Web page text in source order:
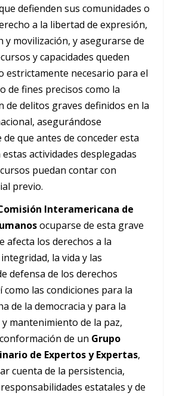
defienden sus comunidades o
a la libertad de expresión,
y movilización, y asegurarse de
y capacidades queden
estrictamente necesario para el
de fines precisos como la
de delitos graves definidos en la
asegurándose
que antes de conceder esta
actividades desplegadas
puedan contar con
previo.
Interamericana de
ocuparse de esta grave
afecta los derechos a la
la vida y las
defensa de los derechos
como las condiciones para la
de la democracia y para la
mantenimiento de la paz,
de un Grupo
de Expertos y Expertas,
cuenta de la persistencia,
estatales y de